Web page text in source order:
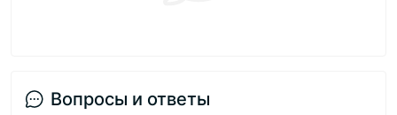
Вопросы и ответы